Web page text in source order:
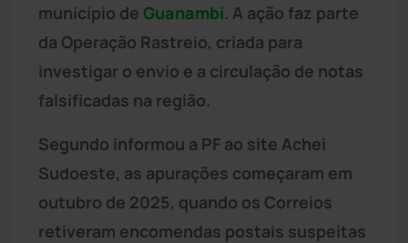
município de Guanambi. A ação faz parte
da Operação Rastreio, criada para
investigar o envio e a circulação de notas
falsificadas na região.
Segundo informou a PF ao site Achei
Sudoeste, as apurações começaram em
outubro de 2025, quando os Correios
retiveram encomendas postais suspeitas